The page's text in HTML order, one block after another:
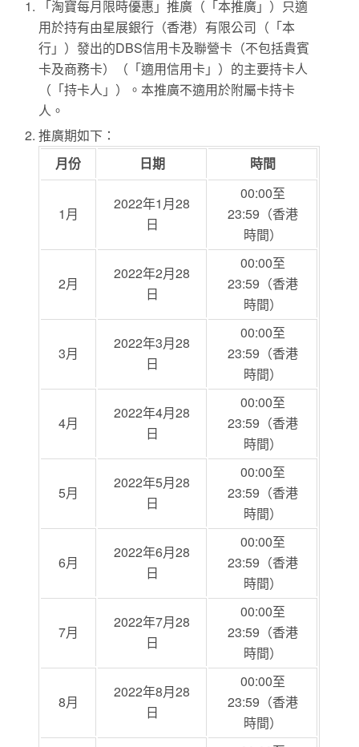
「淘寶每月限時優惠」推廣（「本推廣」）只適
用於持有由星展銀行（香港）有限公司（「本
行」）發出的DBS信用卡及聯營卡（不包括貴賓
卡及商務卡）（「適用信用卡」）的主要持卡人
（「持卡人」）。本推廣不適用於附屬卡持卡
人。
推廣期如下：
月份
日期 時間
1月
2022年1月28
日
00:00至
23:59（香港
時間）
2月
2022年2月28
日
00:00至
23:59（香港
時間）
3月
2022年3月28
日
00:00至
23:59（香港
時間）
4月
2022年4月28
日
00:00至
23:59（香港
時間）
5月
2022年5月28
日
00:00至
23:59（香港
時間）
6月
2022年6月28
日
00:00至
23:59（香港
時間）
7月
2022年7月28
日
00:00至
23:59（香港
時間）
8月
2022年8月28
日
00:00至
23:59（香港
時間）